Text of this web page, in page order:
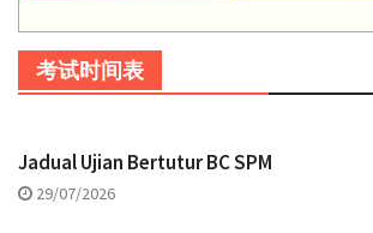
考试时间表
Jadual Ujian Bertutur BC SPM
29/07/2026